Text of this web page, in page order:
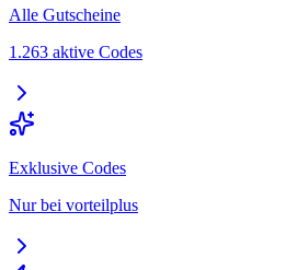
Alle Gutscheine
1.263 aktive Codes
Exklusive Codes
Nur bei vorteilplus